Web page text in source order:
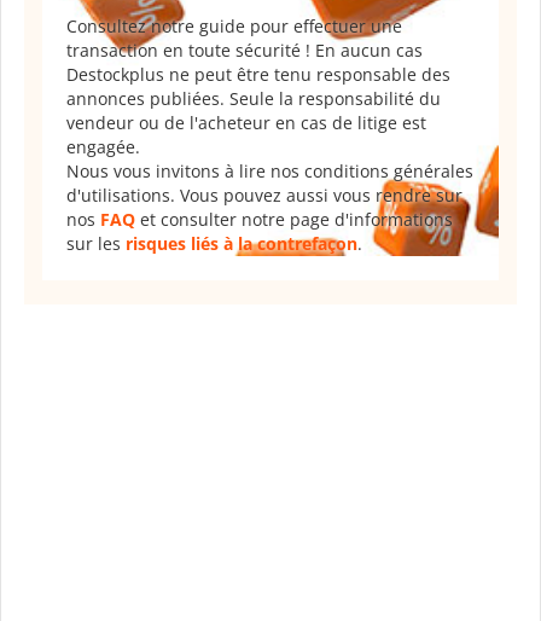
Consultez notre guide pour effectuer une
transaction en toute sécurité ! En aucun cas
Destockplus ne peut être tenu responsable des
annonces publiées. Seule la responsabilité du
vendeur ou de l'acheteur en cas de litige est
engagée.
Nous vous invitons à lire nos conditions générales
d'utilisations. Vous pouvez aussi vous rendre sur
nos FAQ et consulter notre page d'informations
sur les risques liés à la contrefaçon.